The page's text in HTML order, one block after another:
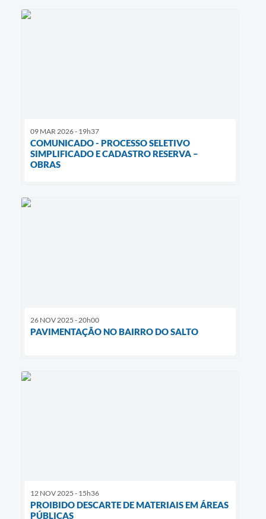
09 MAR 2026 - 19h37
COMUNICADO - PROCESSO SELETIVO
SIMPLIFICADO E CADASTRO RESERVA –
OBRAS
26 NOV 2025 - 20h00
PAVIMENTAÇÃO NO BAIRRO DO SALTO
12 NOV 2025 - 15h36
PROIBIDO DESCARTE DE MATERIAIS EM ÁREAS
PÚBLICAS